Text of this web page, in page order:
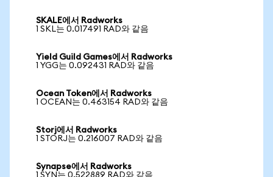
SKALE에서 Radworks
1 SKL는 0.017491 RAD와 같음
Yield Guild Games에서 Radworks
1 YGG는 0.092431 RAD와 같음
Ocean Token에서 Radworks
1 OCEAN는 0.463154 RAD와 같음
Storj에서 Radworks
1 STORJ는 0.216007 RAD와 같음
Synapse에서 Radworks
1 SYN는 0.522889 RAD와 같음